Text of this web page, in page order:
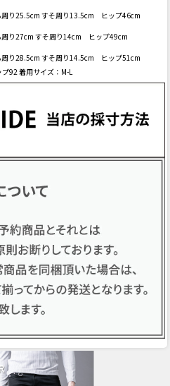
り25.5cm すそ周り13.5cm ヒップ46cm
り27cm すそ周り14cm ヒップ49cm
り28.5cm すそ周り14.5cm ヒップ51cm
92 着用サイズ：M-L